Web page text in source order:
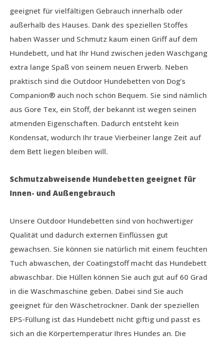
geeignet für vielfältigen Gebrauch innerhalb oder
außerhalb des Hauses. Dank des speziellen Stoffes
haben Wasser und Schmutz kaum einen Griff auf dem
Hundebett, und hat Ihr Hund zwischen jeden Waschgang
extra lange Spaß von seinem neuen Erwerb. Neben
praktisch sind die Outdoor Hundebetten von Dog’s
Companion® auch noch schön Bequem. Sie sind nämlich
aus Gore Tex, ein Stoff, der bekannt ist wegen seinen
atmenden Eigenschaften. Dadurch entsteht kein
Kondensat, wodurch Ihr traue Vierbeiner lange Zeit auf
dem Bett liegen bleiben will.
Schmutzabweisende Hundebetten geeignet für
Innen- und Außengebrauch
Unsere Outdoor Hundebetten sind von hochwertiger
Qualität und dadurch externen Einflüssen gut
gewachsen. Sie können sie natürlich mit einem feuchten
Tuch abwaschen, der Coatingstoff macht das Hundebett
abwaschbar. Die Hüllen können Sie auch gut auf 60 Grad
in die Waschmaschine geben. Dabei sind Sie auch
geeignet für den Wäschetrockner. Dank der speziellen
EPS-Füllung ist das Hundebett nicht giftig und passt es
sich an die Körpertemperatur Ihres Hundes an. Die